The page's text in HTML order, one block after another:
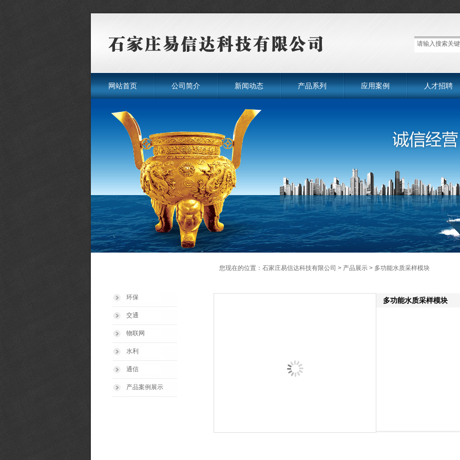
网站首页 公司简介 新闻动态 产品系列 应用案例 人才招聘
环保
交通
物联网
水利
通信
产品案例展示
您现在的位置： 石家庄易信达科技有限公司 > 产品展示 > 多功能水质采样模块
多功能水质采样模块